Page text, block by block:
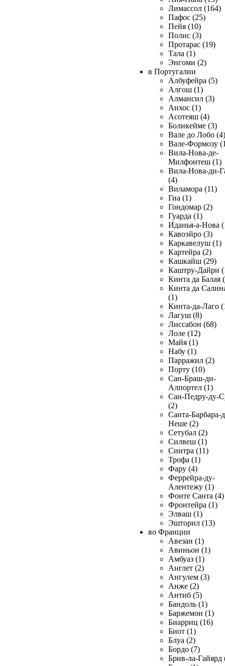
Лимассол (164)
Пафос (25)
Пейя (10)
Полис (3)
Протарас (19)
Тала (1)
Энгоми (2)
в Португалии
Албуфейра (5)
Алгош (1)
Алмансил (3)
Анхос (1)
Асотеяш (4)
Боликейме (3)
Вале до Лобо (4)
Вале-Формозу
Вила-Нова-де-
Милфонтеш (1)
Вила-Нова-ди-
(4)
Виламора (11)
Гиа (1)
Гондомар (2)
Гуарда (1)
Иданья-а-Нова
Кавоэйро (3)
Каркавелуш (1)
Картейра (2)
Кашкайш (29)
Каштру-Дайри
Кинта да Балая
Кинта да
(1)
Кинта-да-Лаго
Лагуш (8)
Лиссабон (68)
Лоле (12)
Майя (1)
Набу (1)
Парражил (2)
Порту (10)
Сан-Браш-ди-
Алпортел (1)
Сан-Педру-ду-
(2)
Санта-Барбара-
Неше (2)
Сетубал (2)
Силвеш (1)
Синтра (11)
Трофа (1)
Фару (4)
Феррейра-ду-
Алентежу (1)
Фонте Санта (4)
Фронтейра (1)
Элваш (1)
Эшторил (13)
во Франции
Авезан (1)
Авиньон (1)
Амбуаз (1)
Англет (2)
Ангулем (3)
Анже (2)
Антиб (5)
Бандоль (1)
Баржемон (1)
Биарриц (16)
Биот (1)
Блуа (2)
Бордо (7)
Брив-ла-Гайярд